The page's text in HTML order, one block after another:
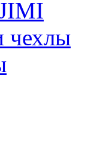
чехлы